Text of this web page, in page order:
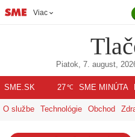
Viac
Piatok, 7. august,
SME.SK 27℃ SME MINÚTA
O službe Technológie Obchod